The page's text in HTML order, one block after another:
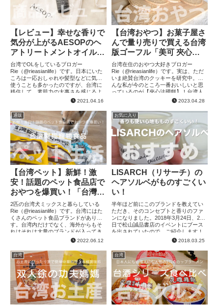
【レビュー】幸せな香りで
気分が上がるAESOPのヘ
アトリートメントオイル
「亮澤鬚髮保養油」
台湾でOLをしているブロガー
Rie（@rieasianlife）です。日本にいた
ころは一応おしゃれや髪型などに気を
使うことも多かったのですが、台湾に
移住して、素肌力の大事さを感じるよ
うになってきました。（年齢のせいも
2021.04.16
【台湾おやつ】お菓子屋さ
んで量り売りで買える台湾
版ゴーフル「美可 夾心法
國餅」
台湾在住のおやつ大好きブロガー
Rie（@rieasianlife）です。実は、ただ
いま絶賛台湾のクッキーを研究中。そ
んな私が今のところ一番おいしいと思
っているのが【夾心法國餅】！台湾人
の友達が食べてて紹介してもらって知
2023.04.28
通販
【台湾ペット】新鮮！激
安！話題のペット食品店で
おやつを爆買い！「台灣阿
狗寵物食品」
2匹の台湾犬ミックスと暮らしている
Rie（@rieasianlife）です。台湾にはた
くさんのペット食品ブランドがありま
す。台湾内だけでなく、海外からもそ
れはそれは大量のブランドが入ってき
てるので、ペットショップにはすごい
2022.06.12
お気に入り
LISARCH（リサーチ）の
ヘアソルベがものすごくい
い！
半年ほど前にこのブランドを教えてい
ただき、そのコンセプトと香りのファ
ンになりました。2018年3月24日、25
日で松山誠品書店のイベントにブース
を出されていたので、ご紹介します！
＜イベント詳細＞第二回Culture &
2018.03.25
台湾 台湾